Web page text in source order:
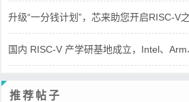
升级“一分钱计划”，芯来助您开启RISC-V
国内 RISC-V 产学研基地成立，Intel、Arm
推荐帖子